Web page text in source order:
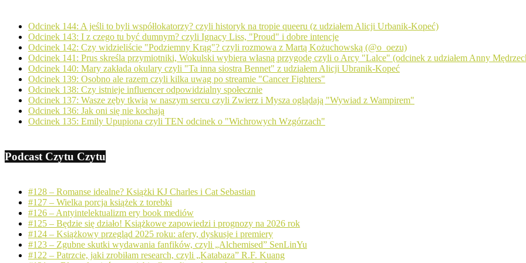
Odcinek 144: A jeśli to byli współlokatorzy? czyli historyk na tropie queeru (z udziałem Alicji Urbanik-Kopeć)
Odcinek 143: I z czego tu być dumnym? czyli Ignacy Liss, "Proud" i dobre intencje
Odcinek 142: Czy widzieliście "Podziemny Krąg"? czyli rozmowa z Martą Kożuchowską (@o_oezu)
Odcinek 141: Prus skreśla przymiotniki, Wokulski wybiera własną przygodę czyli o Arcy "Lalce" (odcinek z udziałem Anny
Odcinek 140: Mary zakłada okulary czyli "Ta inna siostra Bennet" z udziałem Alicji Ubranik-Kopeć
Odcinek 139: Osobno ale razem czyli kilka uwag po streamie "Cancer Fighters"
Odcinek 138: Czy istnieje influencer odpowidzialny społecznie
Odcinek 137: Wasze zęby tkwią w naszym sercu czyli Zwierz i Mysza oglądają "Wywiad z Wampirem"
Odcinek 136: Jak oni się nie kochają
Odcinek 135: Emily Upupiona czyli TEN odcinek o "Wichrowych Wzgórzach"
Podcast Czytu Czytu
#128 – Romanse idealne? Książki KJ Charles i Cat Sebastian
#127 – Wielka porcja książek z torebki
#126 – Antyintelektualizm ery book mediów
#125 – Będzie się działo! Książkowe zapowiedzi i prognozy na 2026 rok
#124 – Książkowy przegląd 2025 roku: afery, dyskusje i premiery
#123 – Zgubne skutki wydawania fanfików, czyli „Alchemised” SenLinYu
#122 – Patrzcie, jaki zrobiłam research, czyli „Katabaza” R.F. Kuang